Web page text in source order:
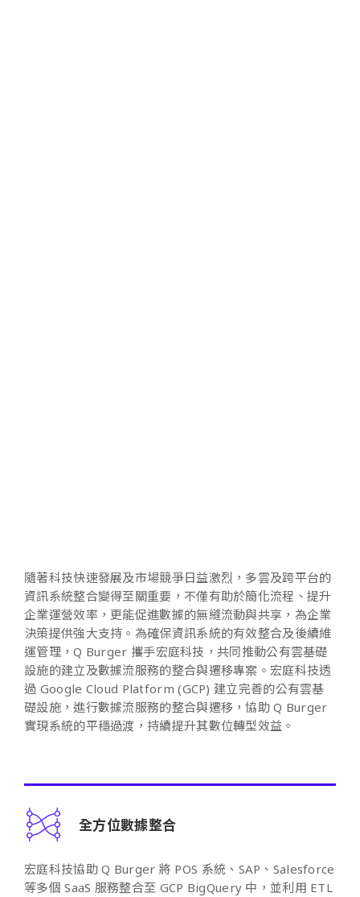
隨著科技快速發展及市場競爭日益激烈，多雲及跨平台的
資訊系統整合變得至關重要，不僅有助於簡化流程、提升
企業運營效率，更能促進數據的無縫流動與共享，為企業
決策提供強大支持。為確保資訊系統的有效整合及後續維
運管理，Q Burger 攜手宏庭科技，共同推動公有雲基礎
設施的建立及數據流服務的整合與遷移專案。宏庭科技透
過 Google Cloud Platform (GCP) 建立完善的公有雲基
礎設施，進行數據流服務的整合與遷移，協助 Q Burger
實現系統的平穩過渡，持續提升其數位轉型效益。
全方位數據整合
宏庭科技協助 Q Burger 將 POS 系統、SAP、Salesforce
等多個 SaaS 服務整合至 GCP BigQuery 中，並利用 ETL